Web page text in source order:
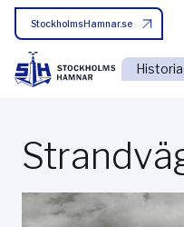
StockholmsHamnar.se
Historia